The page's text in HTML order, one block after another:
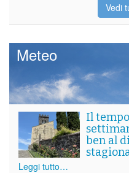
Vedi
Meteo
Il
ben al
Leggi tutto…